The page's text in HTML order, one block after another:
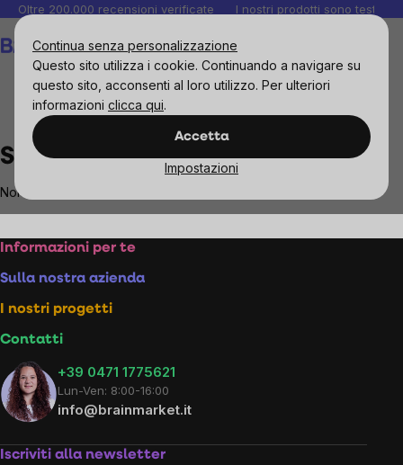
Continua senza personalizzazione
Questo sito utilizza i cookie. Continuando a navigare su
questo sito, acconsenti al loro utilizzo. Per ulteriori
informazioni clicca qui.
Accetta
Impostazioni
Salta
contenuto
Oltre 200.000 recensioni verificate I nostri prodotti sono testati
San Marzano
San Marzano
Non sono stati trovati prodotti del marchio
Footer
Informazioni per te
Sulla nostra azienda
I nostri progetti
Contatti
+39 0471 1775621
Lun-Ven: 8:00-16:00
info@brainmarket.it
Iscriviti alla newsletter